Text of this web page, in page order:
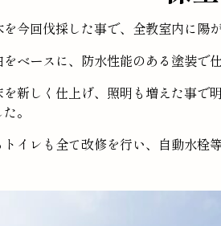
今回伐採した事で、全教室内に陽
ベースに、防水性能のある塗装
新しく仕上げ、照明も増えた事
。
イレも全て改修を行い、自動水